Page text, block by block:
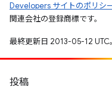
Developers サイトのポリシ
関連会社の登録商標です。
最終更新日 2013-05-12 UTC。
投稿